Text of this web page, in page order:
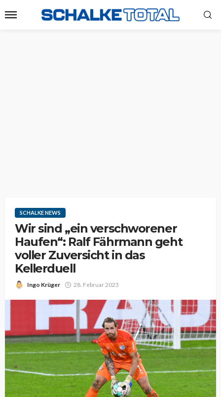
SCHALKE NEWS
Wir sind „ein verschworener
Haufen“: Ralf Fährmann geht
voller Zuversicht in das
Kellerduell
Ingo Krüger 28. Februar 2023